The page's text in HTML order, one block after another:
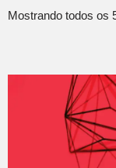
Mostrando todos os